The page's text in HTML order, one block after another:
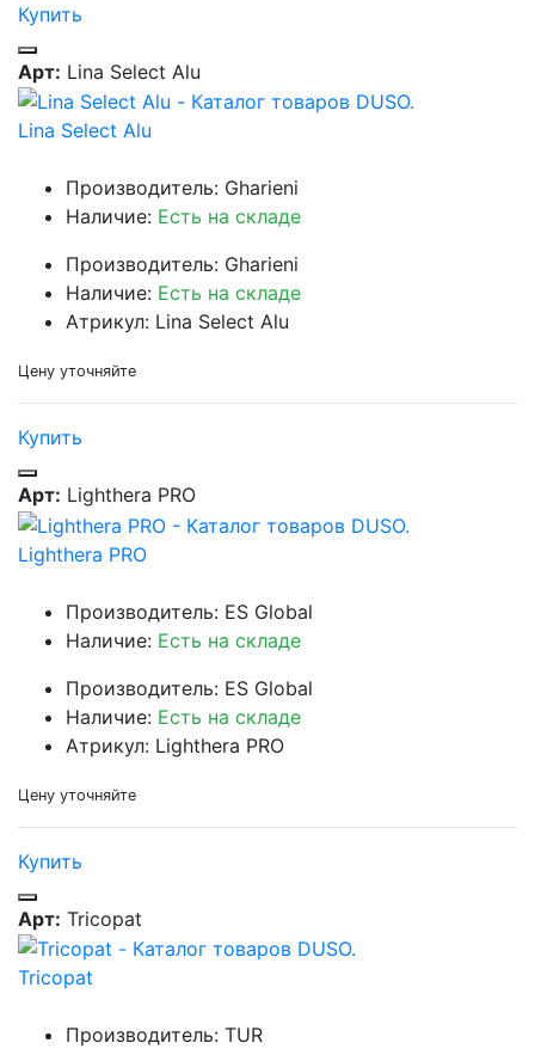
Купить
Арт: Lina Select Alu
Lina Select Alu
Производитель: Gharieni
Наличие: Есть на складе
Производитель: Gharieni
Наличие: Есть на складе
Атрикул: Lina Select Alu
Цену уточняйте
Купить
Арт: Lighthera PRO
Lighthera PRO
Производитель: ES Global
Наличие: Есть на складе
Производитель: ES Global
Наличие: Есть на складе
Атрикул: Lighthera PRO
Цену уточняйте
Купить
Арт: Tricopat
Tricopat
Производитель: TUR